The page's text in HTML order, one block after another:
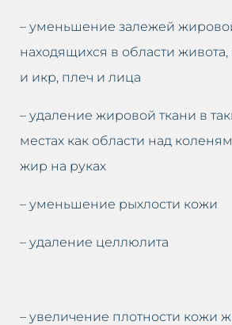
– уменьшение залежей
находящихся в области
и икр, плеч и лица
– удаление жировой ткани в
местах как области над
жир на руках
– уменьшение рыхлости кожи
– удаление целлюлита
– увеличение плотности кожи